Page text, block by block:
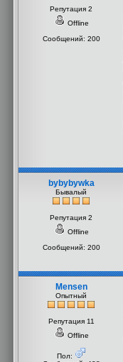
Репутация 2
Offline
Сообщений: 200
bybybywka
Бывалый
Репутация 2
Offline
Сообщений: 200
Mensen
Опытный
Репутация 11
Offline
Пол: